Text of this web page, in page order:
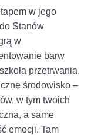
w jego
Stanów
w
barw
przetrwania.
środowisko –
w tym twoich
a same
emocji. Tam